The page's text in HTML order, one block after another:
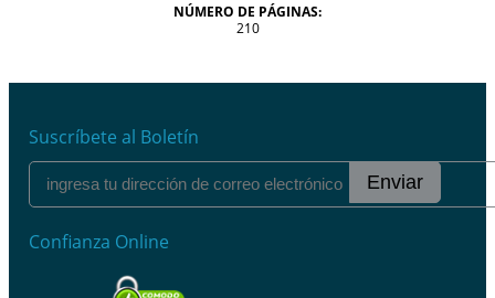
NÚMERO DE PÁGINAS:
210
Suscríbete al Boletín
Enviar
Confianza Online